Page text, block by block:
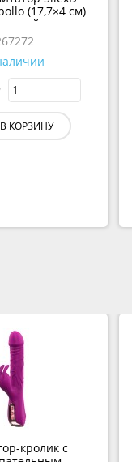
(17,7×4 см)
В КОРЗИНУ
кролик с